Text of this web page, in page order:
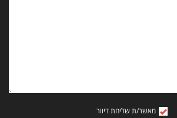
מאשר/ת שליחת דיוור